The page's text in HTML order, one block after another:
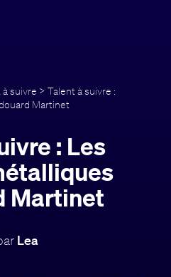
suivre > Talent à suivre :
Martinet
: Les
Martinet
Lea